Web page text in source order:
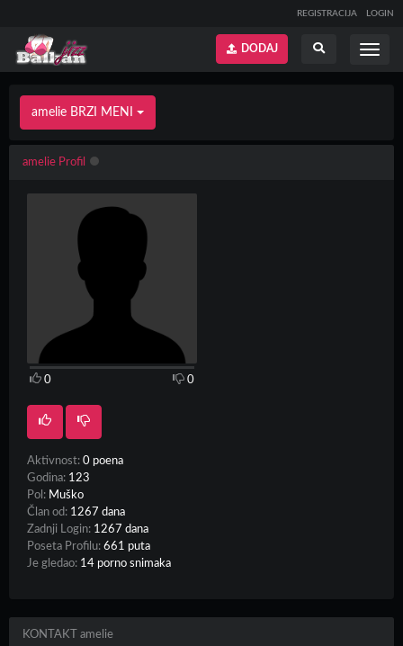
REGISTRACIJA LOGIN
Prikaži
DODAJ
amelie BRZI MENI
amelie Profil
0 0
Aktivnost: 0 poena
Godina: 123
Pol: Muško
Član od: 1267 dana
Zadnji Login: 1267 dana
Poseta Profilu: 661 puta
Je gledao: 14 porno snimaka
KONTAKT amelie